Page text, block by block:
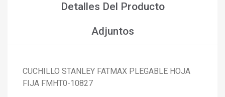
Crear lista de deseos ×
Iniciar sesión
Detalles Del Producto
Adjuntos
CUCHILLO STANLEY FATMAX PLEGABLE HOJA
FIJA FMHT0-10827